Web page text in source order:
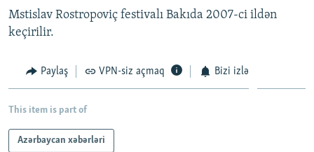
KARIKATURA
İSLAM VƏ DEMOKRATIYA
İZ - MƏDƏNIYYƏT PROQRAMI
PEŞƏ ETIKASI VƏ JURNALISTIKA STANDARTLARIMIZ
MATERIALLARIMIZDAN ISTIFADƏ
XƏBƏR BÜLLETENLƏRIMIZ
Mstislav Rostropoviç festivalı Bakıda 2007-ci ildən
keçirilir.
Paylaş VPN-siz açmaq Bizi izlə
This item is part of
Azərbaycan xəbərləri